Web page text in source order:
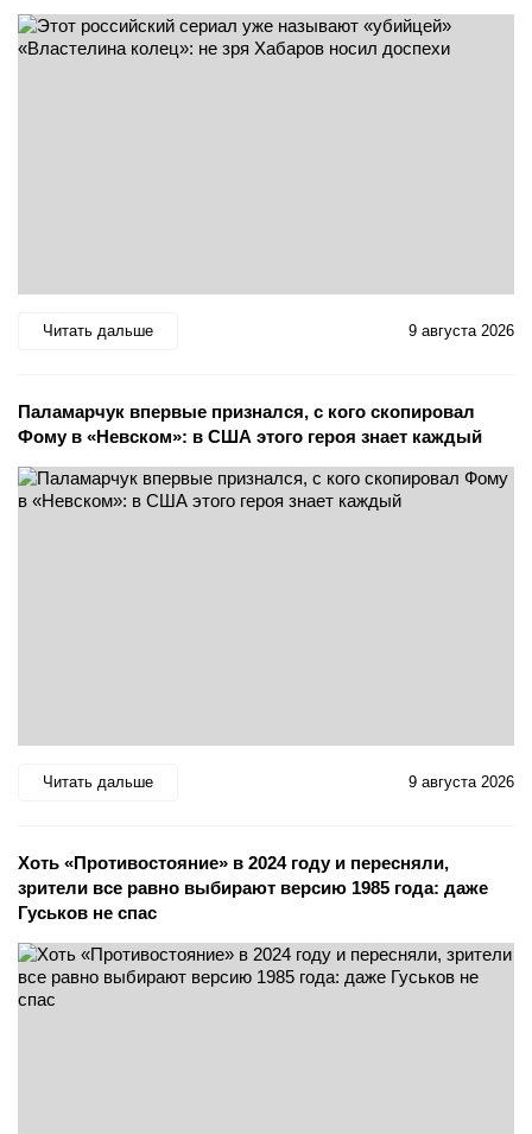
Читать дальше 9 августа 2026
Паламарчук впервые признался, с кого скопировал
Фому в «Невском»: в США этого героя знает каждый
Читать дальше 9 августа 2026
Хоть «Противостояние» в 2024 году и пересняли,
зрители все равно выбирают версию 1985 года: даже
Гуськов не спас